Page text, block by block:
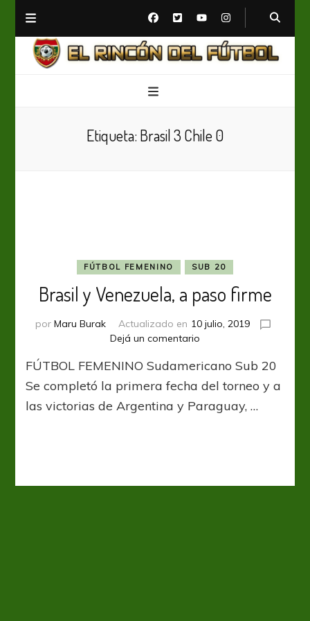
Etiqueta: Brasil 3 Chile 0
FÚTBOL FEMENINO SUB 20
Brasil y Venezuela, a paso firme
por Maru Burak Actualizado en 10 julio, 2019
Dejá un comentario
y
Venezuela,
paso
FÚTBOL FEMENINO Sudamericano Sub 20
Se completó la primera fecha del torneo y a
las victorias de Argentina y Paraguay, …